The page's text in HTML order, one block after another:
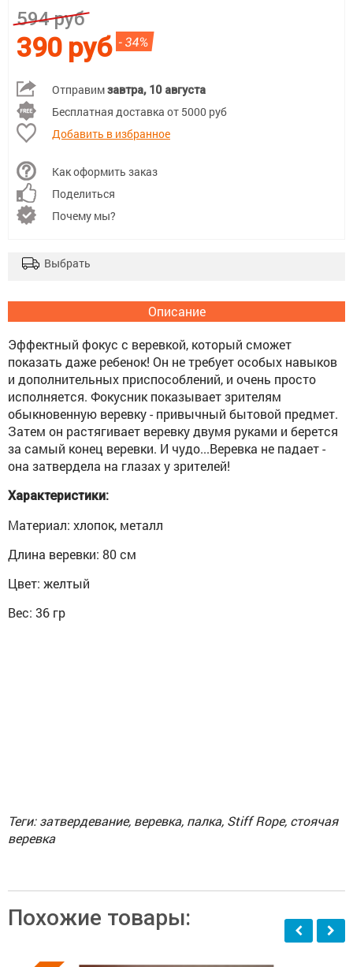
594 руб
390 руб - 34%
Отправимзавтра, 10 августа
Бесплатная доставка от 5000 руб
Добавить в избранное
Как оформить заказ
Поделиться
Почему мы?
Выбрать
Описание
Эффектный фокус с веревкой, который сможет
показать даже ребенок! Он не требует особых навыков
и дополнительных приспособлений, и очень просто
исполняется. Фокусник показывает зрителям
обыкновенную веревку - привычный бытовой предмет.
Затем он растягивает веревку двумя руками и берется
за самый конец веревки. И чудо...Веревка не падает -
она затвердела на глазах у зрителей!
Характеристики:
Материал: хлопок, металл
Длина веревки: 80 см
Цвет: желтый
Вес: 36 гр
Теги: затвердевание, веревка, палка, Stiff Rope, стоячая
веревка
Похожие товары: